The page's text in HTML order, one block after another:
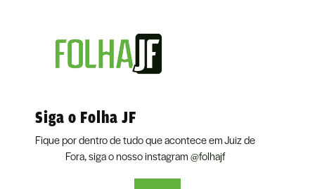
Siga o Folha JF
Fique por dentro de tudo que acontece em Juiz de
Fora, siga o nosso instagram@folhajf